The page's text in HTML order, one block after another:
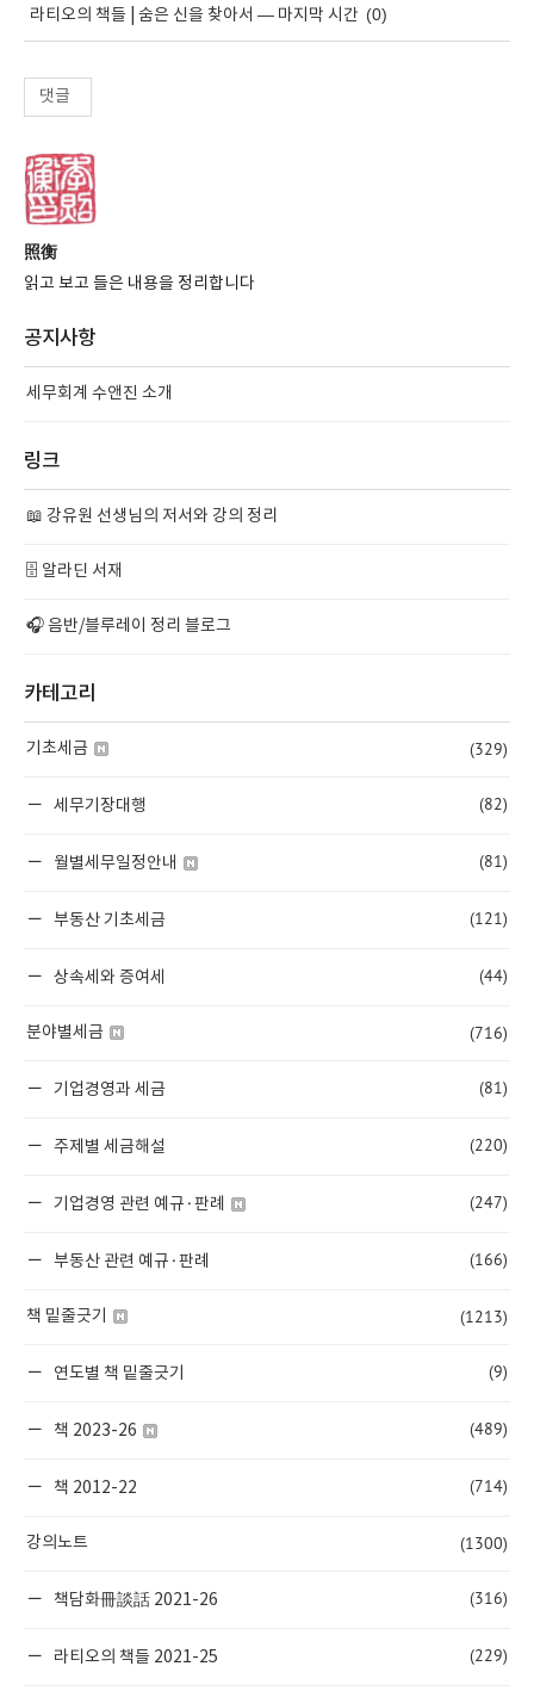
라티오의 책들 | 숨은 신을 찾아서 — 마지막 시간 (0)
댓글
照衡
읽고 보고 들은 내용을 정리합니다
공지사항
세무회계 수앤진 소개
링크
📖 강유원 선생님의 저서와 강의 정리
🗄️ 알라딘 서재
🎧 음반/블루레이 정리 블로그
카테고리
기초세금 (329)
세무기장대행 (82)
월별세무일정안내 (81)
부동산 기초세금 (121)
상속세와 증여세 (44)
분야별세금 (716)
기업경영과 세금 (81)
주제별 세금해설 (220)
기업경영 관련 예규·판례 (247)
부동산 관련 예규·판례 (166)
책 밑줄긋기 (1213)
연도별 책 밑줄긋기 (9)
책 2023-26 (489)
책 2012-22 (714)
강의노트 (1300)
책담화冊談話 2021-26 (316)
라티오의 책들 2021-25 (229)